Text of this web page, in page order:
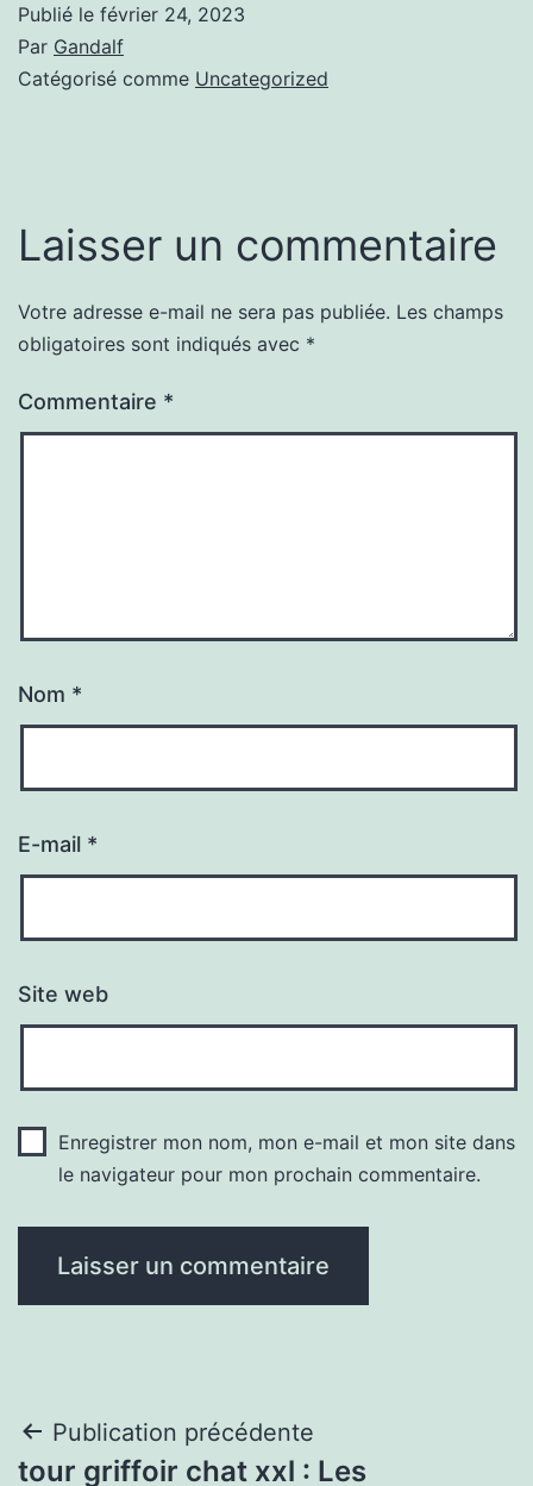
Publié le février 24, 2023
Par Gandalf
Catégorisé comme Uncategorized
Laisser un commentaire
Votre adresse e-mail ne sera pas publiée. Les champs
obligatoires sont indiqués avec *
Commentaire *
Nom *
E-mail *
Site web
Enregistrer mon nom, mon e-mail et mon site dans
le navigateur pour mon prochain commentaire.
Navigation
Publication précédente
tour griffoir chat xxl : Les